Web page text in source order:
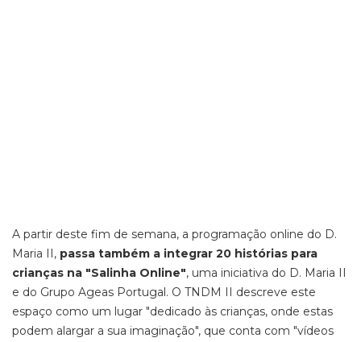
A partir deste fim de semana, a programação online do D.
Maria II, passa também a integrar 20 histórias para
crianças na "Salinha Online", uma iniciativa do D. Maria II
e do Grupo Ageas Portugal. O TNDM II descreve este
espaço como um lugar "dedicado às crianças, onde estas
podem alargar a sua imaginação", que conta com "vídeos